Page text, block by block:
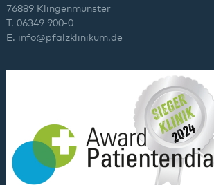
76889 Klingenmünster
T. 06349 900-0
E. info@pfalzklinikum.de